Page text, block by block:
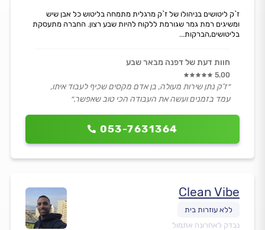
053-7631364
ז`ק ליטושים בניהולו של ז`ק מרגלית מתמחה בליטוש כל אבן שיש
ומשיגים רמת גמר שגורמת ללקוח להיות שבע רצון. החברה מתעסקת
בליטושים,הברקות...
חוות דעת של דפנה מבאר שבע
5.00
״ז'ק נתן שירות מעולה, בן אדם מקסים שכיף לעבוד איתו,
עמד בזמנים ועשה את העבודה הכי טוב שאפשר.״
Clean Vibe
נבדק לאחרונה אתמול